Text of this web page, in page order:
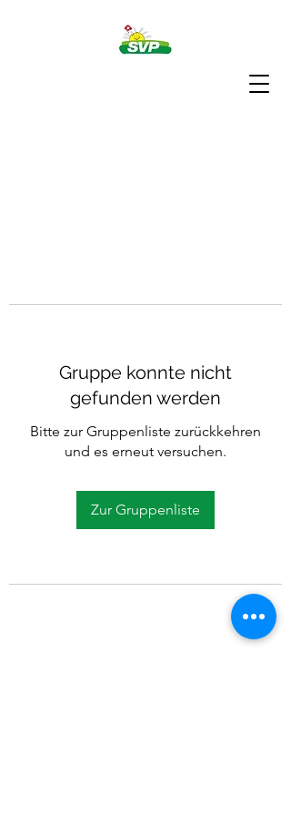
Gruppe konnte nicht
gefunden werden
Bitte zur Gruppenliste zurückkehren
und es erneut versuchen.
Zur Gruppenliste